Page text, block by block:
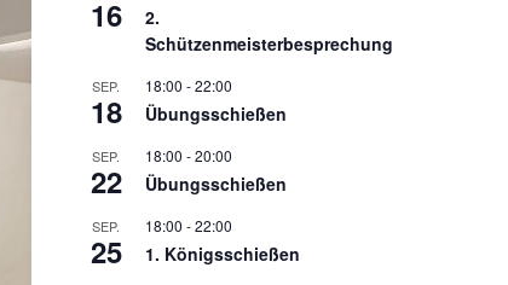
16
2.
Schützenmeisterbesprechung
SEP.
18
18:00 -22:00
Übungsschießen
SEP.
22
18:00 -20:00
Übungsschießen
SEP.
25
18:00 -22:00
1. Königsschießen